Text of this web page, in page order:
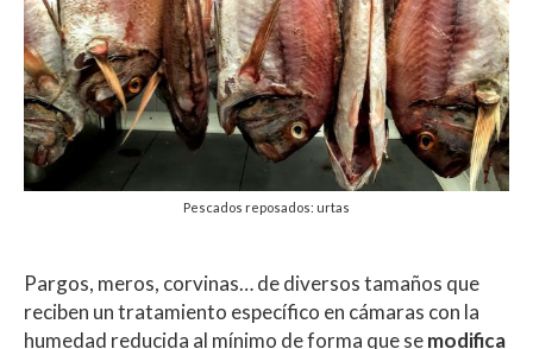
Pescados reposados: urtas
Pargos, meros, corvinas… de diversos tamaños que
reciben un tratamiento específico en cámaras con la
humedad reducida al mínimo de forma que semodifica